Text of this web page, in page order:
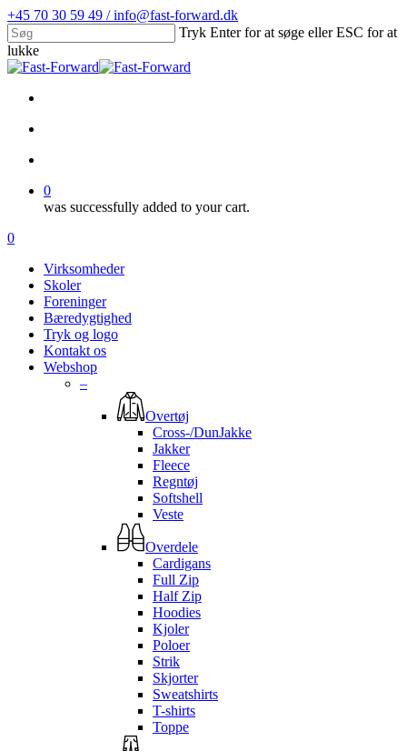
Skip
to
main
content
+45 70 30 59 49 / info@fast-forward.dk
Tryk Enter for at søge eller ESC for at
lukke
Close
0
was successfully added to your cart.
Menu
search
account
0
Virksomheder
Skoler
Foreninger
Bæredygtighed
Tryk og logo
Kontakt os
Webshop
–
Overtøj
Cross-/DunJakke
Jakker
Fleece
Regntøj
Softshell
Veste
Overdele
Cardigans
Full Zip
Half Zip
Hoodies
Kjoler
Poloer
Strik
Skjorter
Sweatshirts
T-shirts
Toppe